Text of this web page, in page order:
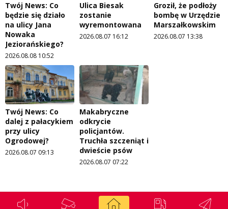
Twój News: Co
będzie się działo
na ulicy Jana
Nowaka
Jeziorańskiego?
2026.08.08 10:52
Ulica Biesak
zostanie
wyremontowana
2026.08.07 16:12
Groził, że podłoży
bombę w Urzędzie
Marszałkowskim
2026.08.07 13:38
Twój News: Co
dalej z pałacykiem
przy ulicy
Ogrodowej?
2026.08.07 09:13
Makabryczne
odkrycie
policjantów.
Truchła szczeniąt i
dwieście psów
2026.08.07 07:22